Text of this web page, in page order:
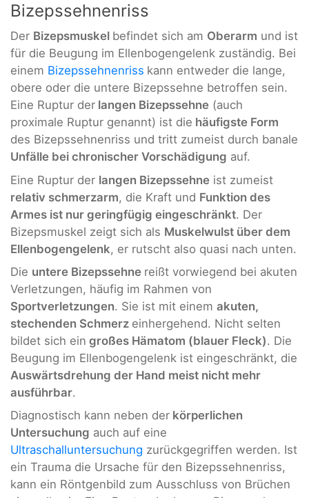
Bizepssehnenriss
Der Bizepsmuskel befindet sich am Oberarm und ist
für die Beugung im Ellenbogengelenk zuständig. Bei
einem Bizepssehnenriss kann entweder die lange,
obere oder die untere Bizepssehne betroffen sein.
Eine Ruptur der langen Bizepssehne (auch
proximale Ruptur genannt) ist die häufigste Form
des Bizepssehnenriss und tritt zumeist durch banale
Unfälle bei chronischer Vorschädigung auf.
Eine Ruptur der langen Bizepssehne ist zumeist
relativ schmerzarm, die Kraft und Funktion des
Armes ist nur geringfügig eingeschränkt. Der
Bizepsmuskel zeigt sich als Muskelwulst über dem
Ellenbogengelenk, er rutscht also quasi nach unten.
Die untere Bizepssehne reißt vorwiegend bei akuten
Verletzungen, häufig im Rahmen von
Sportverletzungen. Sie ist mit einem akuten,
stechenden Schmerz einhergehend. Nicht selten
bildet sich ein großes Hämatom (blauer Fleck). Die
Beugung im Ellenbogengelenk ist eingeschränkt, die
Auswärtsdrehung der Hand meist nicht mehr
ausführbar.
Diagnostisch kann neben der körperlichen
Untersuchung auch auf eine
Ultraschalluntersuchung zurückgegriffen werden. Ist
ein Trauma die Ursache für den Bizepssehnenriss,
kann ein Röntgenbild zum Ausschluss von Brüchen